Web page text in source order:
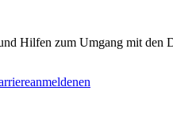
Hilfen zum Umgang mit den
anmeldenen